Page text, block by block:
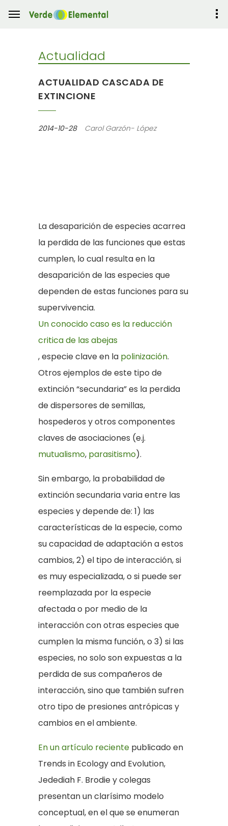
Actualidad
ACTUALIDAD CASCADA DE
EXTINCIONE
2014-10-28 Carol Garzón- López
La desaparición de especies acarrea
la perdida de las funciones que estas
cumplen, lo cual resulta en la
desaparición de las especies que
dependen de estas funciones para su
supervivencia.
Un conocido caso es la reducción
critica de las abejas
, especie clave en la polinización.
Otros ejemplos de este tipo de
extinción “secundaria” es la perdida
de dispersores de semillas,
hospederos y otros componentes
claves de asociaciones (e.j.
mutualismo, parasitismo).
Sin embargo, la probabilidad de
extinción secundaria varia entre las
especies y depende de: 1) las
características de la especie, como
su capacidad de adaptación a estos
cambios, 2) el tipo de interacción, si
es muy especializada, o si puede ser
reemplazada por la especie
afectada o por medio de la
interacción con otras especies que
cumplen la misma función, o 3) si las
especies, no solo son expuestas a la
perdida de sus compañeros de
interacción, sino que también sufren
otro tipo de presiones antrópicas y
cambios en el ambiente.
En un artículo reciente publicado en
Trends in Ecology and Evolution,
Jedediah F. Brodie y colegas
presentan un clarísimo modelo
conceptual, en el que se enumeran